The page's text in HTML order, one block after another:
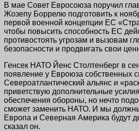
В мае Совет Евросоюза поручил
Жозепу Боррелю подготовить к
первой военной концепции ЕС
чтобы повысить способность ЕС
противостоять угрозам и вызовам
безопасности и продвигать свои
Генсек НАТО Йенс Столтенберг в
появление у Евроюза собственных
Североатлантический альянс и
приветствую дополнительные
обеспечения обороны, но нечто
сможет заменить НАТО. И мы
Европа и Северная Америка будут
сказал он.